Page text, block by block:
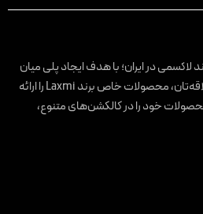
در ایران؛ با هدف ایجاد پلی میان
شما و برند لوکس و اصیل مورد علاقه‌تان، محصولات خاص برند Laxmi را ارائه
خود را در کالکشن‌های متنوع،